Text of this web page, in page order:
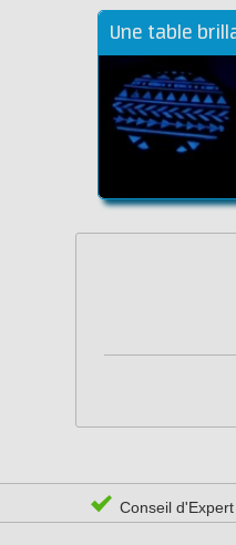
Une table
Conseil d'Expert